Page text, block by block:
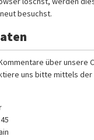
besuchst.
über unsere
uns bitte mittels